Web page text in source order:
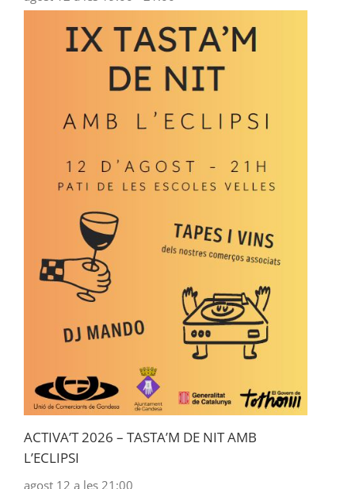
ACTIVA’T 2026 – TASTA’M DE NIT AMB
L’ECLIPSI
agost 12 a les 21:00